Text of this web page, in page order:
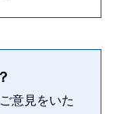
意見をいた